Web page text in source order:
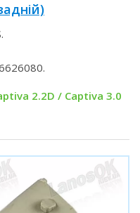
2.2D / Captiva 3.0